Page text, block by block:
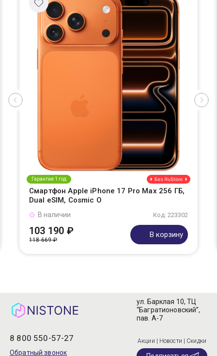
Гарантия 1 год
Смартфон Apple iPhone 17 Pro Max 256 ГБ,
Dual eSIM, Cosmic O
Код: 223302
В наличии
103 190 ₽
118 669 ₽
В корзину
8 800 550-57-27
Обратный звонок
ул. Барклая 10, ТЦ
“Багратионовский”,
пав. А-7
Акции | Новости | Скидки